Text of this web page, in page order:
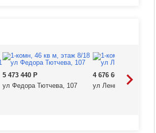
5 473 440 Р
ул Федора Тютчева, 107
4 676 600
Р
ул Ленинградская, 38